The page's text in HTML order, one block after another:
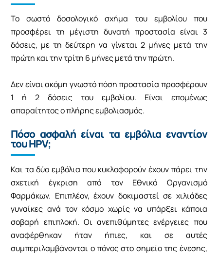
Το σωστό δοσολογικό σχήμα του εμβολίου που
προσφέρει τη μέγιστη δυνατή προστασία είναι 3
δόσεις, με τη δεύτερη να γίνεται 2 μήνες μετά την
πρώτη και την τρίτη 6 μήνες μετά την πρώτη.
Δεν είναι ακόμη γνωστό πόση προστασία προσφέρουν
1 ή 2 δόσεις του εμβολίου. Είναι επομένως
απαραίτητος ο πλήρης εμβολιασμός.
Πόσο ασφαλή είναι τα εμβόλια εναντίον
του HPV;
Και τα δύο εμβόλια που κυκλοφορούν έχουν πάρει την
σχετική έγκριση από τον Εθνικό Οργανισμό
Φαρμάκων. Επιπλέον, έχουν δοκιμαστεί σε χιλιάδες
γυναίκες ανά τον κόσμο χωρίς να υπάρξει κάποια
σοβαρή επιπλοκή. Οι ανεπιθύμητες ενέργειες που
αναφέρθηκαν ήταν ήπιες, και σε αυτές
συμπεριλαμβάνονται ο πόνος στο σημείο της ένεσης,